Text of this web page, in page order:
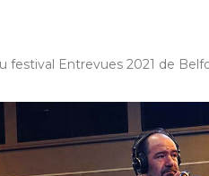
festival Entrevues 2021 de